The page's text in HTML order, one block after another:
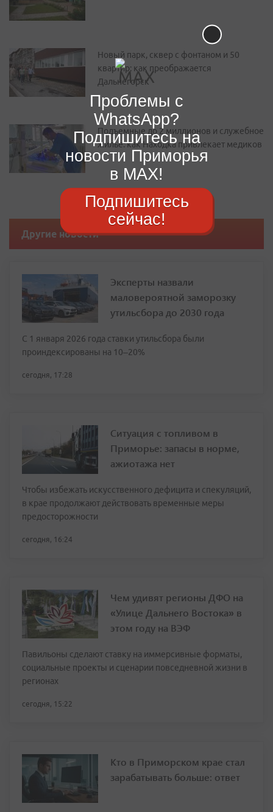
Новый парк, сквер с фонтаном и 50
квартир: как преображается
Дальнегорск
Подъемные до 2 миллионов и служебное
жилье: как Находка привлекает медиков
Другие новости
Эксперты назвали
маловероятной заморозку
утильсбора до 2030 года
С 1 января 2026 года ставки утильсбора были
проиндексированы на 10–20%
сегодня, 17:28
Ситуация с топливом в
Приморье: запасы в норме,
ажиотажа нет
Чтобы избежать искусственного дефицита и спекуляций,
в крае продолжают действовать временные меры
предосторожности
сегодня, 16:24
Чем удивят регионы ДФО на
«Улице Дальнего Востока» в
этом году на ВЭФ
Павильоны сделают ставку на иммерсивные форматы,
социальные проекты и сценарии повседневной жизни в
регионах
сегодня, 15:22
Кто в Приморском крае стал
зарабатывать больше: ответ
Проблемы с
WhatsApp?
Подпишитесь на
новости Приморья
в MAX!
Подпишитесь
сейчас!